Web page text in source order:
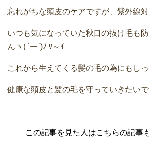
忘れがちな頭皮のケアですが、紫外線対
いつも気になっていた秋口の抜け毛も
んヽ( ´￢`)ﾉ ﾜ～ｲ
これから生えてくる髪の毛の為にもしっ
健康な頭皮と髪の毛を守っていきたいで
この記事を見た人はこちらの記事